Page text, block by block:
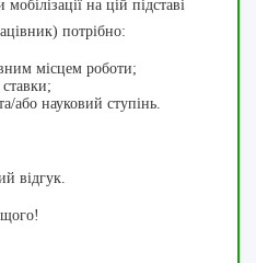
на цій підставі
потрібно:
місцем роботи;
або науковий ступінь.
відгук.